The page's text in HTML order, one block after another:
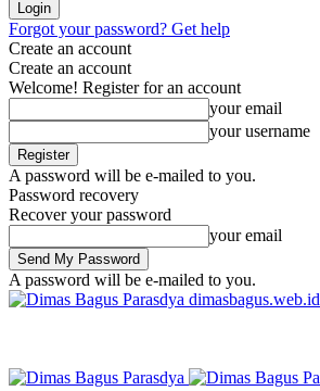
Forgot your password? Get help
Create an account
Create an account
Welcome! Register for an account
your email
your username
A password will be e-mailed to you.
Password recovery
Recover your password
your email
A password will be e-mailed to you.
dimasbagus.web.id